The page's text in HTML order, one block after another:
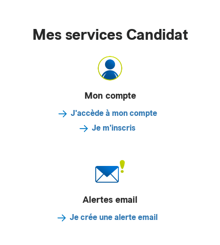
Mes services Candidat
Mon compte
J'accède à mon compte
Je m'inscris
Alertes email
Je crée une alerte email